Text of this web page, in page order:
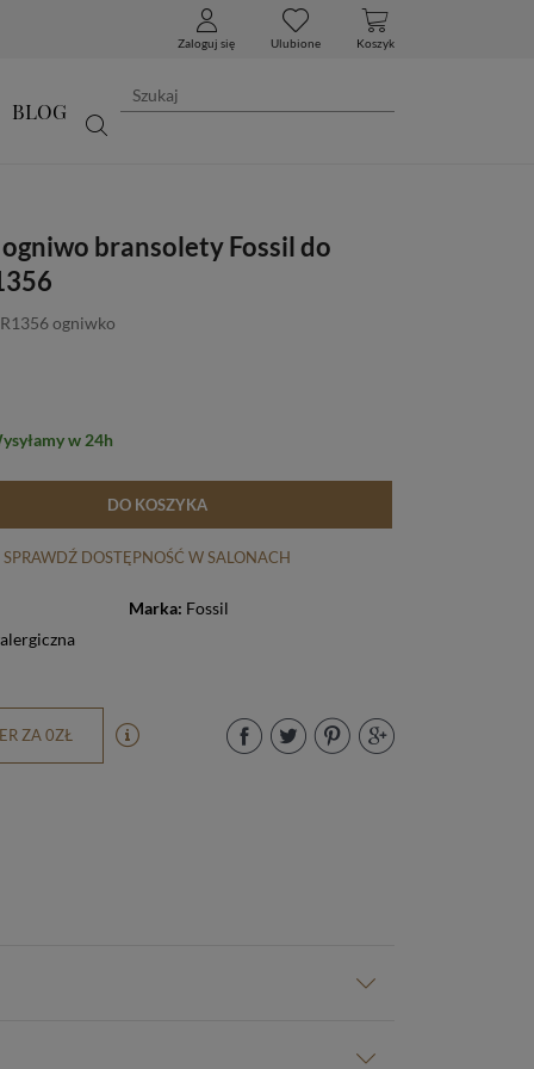
Zaloguj się Ulubione Koszyk
BLOG
bransolety Fossil do
ogniwko
w 24h
DO KOSZYKA
SPRAWDŹ DOSTĘPNOŚĆ W SALONACH
Marka: Fossil
ZA 0ZŁ